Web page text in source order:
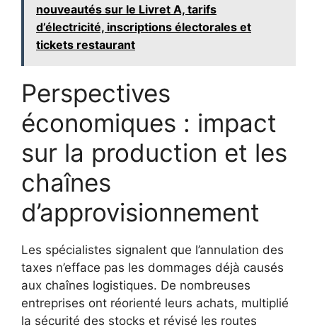
nouveautés sur le Livret A, tarifs
d’électricité, inscriptions électorales et
tickets restaurant
Perspectives
économiques : impact
sur la production et les
chaînes
d’approvisionnement
Les spécialistes signalent que l’annulation des
taxes n’efface pas les dommages déjà causés
aux chaînes logistiques. De nombreuses
entreprises ont réorienté leurs achats, multiplié
la sécurité des stocks et révisé les routes